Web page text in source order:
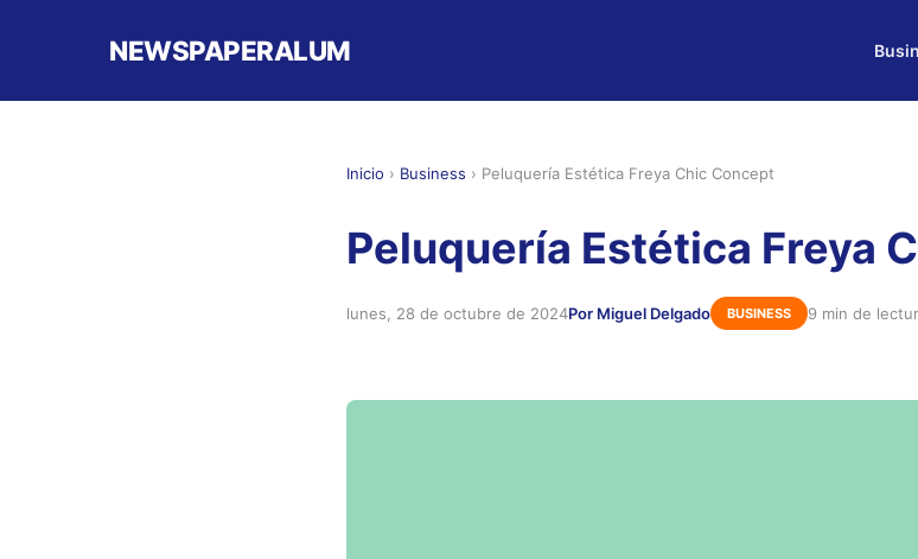
NEWSPAPERALUM
Inicio › Business › Peluquería Estética Freya Chic Concept
Peluquería Estética Freya
lunes, 28 de octubre de 2024Por Miguel Delgado BUSINESS 9 min de